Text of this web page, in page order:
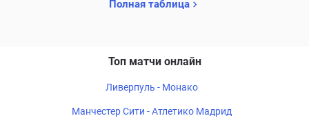
Полная таблица
Топ матчи онлайн
Ливерпуль - Монако
Манчестер Сити - Атлетико Мадрид